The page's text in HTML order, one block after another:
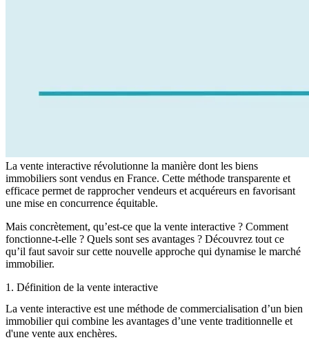
La vente interactive révolutionne la manière dont les biens
immobiliers sont vendus en France. Cette méthode transparente et
efficace permet de rapprocher vendeurs et acquéreurs en favorisant
une mise en concurrence équitable.
Mais concrètement, qu’est-ce que la vente interactive ? Comment
fonctionne-t-elle ? Quels sont ses avantages ? Découvrez tout ce
qu’il faut savoir sur cette nouvelle approche qui dynamise le marché
immobilier.
1. Définition de la vente interactive
La vente interactive est une méthode de commercialisation d’un bien
immobilier qui combine les avantages d’une vente traditionnelle et
d'une vente aux enchères.